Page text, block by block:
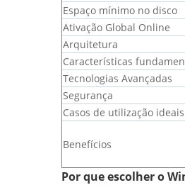
Espaço mínimo no disco
Ativação Global Online
Arquitetura
Características
Tecnologias Avançadas
Segurança
Casos de utilização ideais
Benefícios
Por que escolher o